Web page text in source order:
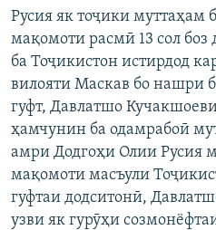
ҷусторФАРҲАНГ
МЕҲМОНИ ОЗОДӢ
ВАРЗИШ
НАЗАРИ МАРДУМ
БЛОГИСТОН
ОЗОДӢ ОНЛАЙН
ЧАНДРАСОНАӢ
ВИДЕО
НИГОРИСТОН
ГУЗОРИШҲОИ РАДИОӢ
РӮЙХАТҲО
КИТОБҲОИ ОЗОДӢ
Русский
ПАЙГИРӢ КУНЕД
Русия як тоҷики муттаҳам
мақомоти расмӣ 13 сол боз
ба Тоҷикистон истирдод
вилояти Маскав бо нашри
гуфт, Давлатшо
ҳамчунин ба одамрабоӣ
амри Додгоҳи Олии Русия
мақомоти масъули
гуфтаи додситонӣ,
узви як гурӯҳи